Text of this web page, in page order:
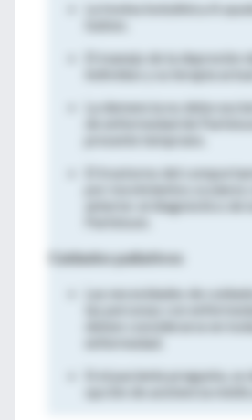
La toxina botulínica A
El manejo de la depresión
La demencia no debe
El trastorno del
Cuidados paliativos
Las necesidades de
Si el paciente pregunta, se